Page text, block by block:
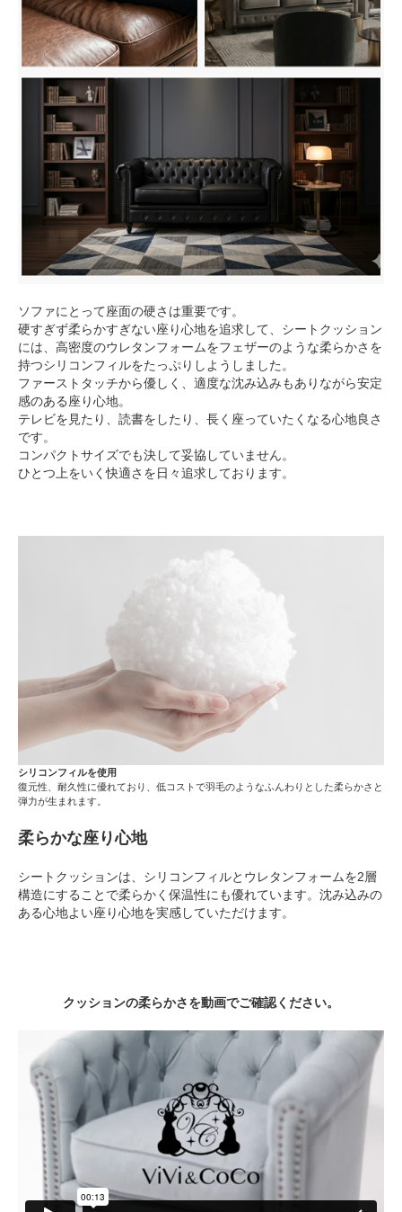
ソファにとって座面の硬さは重要です。
硬すぎず柔らかすぎない座り心地を追求して、シートクッション
には、高密度のウレタンフォームをフェザーのような柔らかさを
持つシリコンフィルをたっぷりしようしました。
ファーストタッチから優しく、適度な沈み込みもありながら安定
感のある座り心地。
テレビを見たり、読書をしたり、長く座っていたくなる心地良さ
です。
コンパクトサイズでも決して妥協していません。
ひとつ上をいく快適さを日々追求しております。
シリコンフィルを使用
復元性、耐久性に優れており、低コストで羽毛のようなふんわりとした柔らかさと
弾力が生まれます。
柔らかな座り心地
シートクッションは、シリコンフィルとウレタンフォームを2層
構造にすることで柔らかく保温性にも優れています。沈み込みの
ある心地よい座り心地を実感していただけます。
クッションの柔らかさを動画でご確認ください。